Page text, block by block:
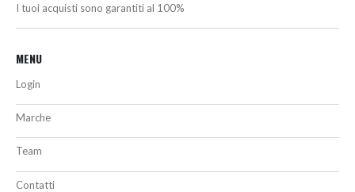
I tuoi acquisti sono garantiti al 100%
MENU
Login
Marche
Team
Contatti